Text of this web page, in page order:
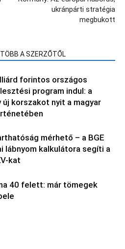
ukránpárti stratégia
megbukott
TÖBB A SZERZŐTŐL
forintos országos
program indul: a
új korszakot nyit a magyar
mérhető – a BGE
lábnyom kalkulátora segíti a
kat
40 felett: már tömegek